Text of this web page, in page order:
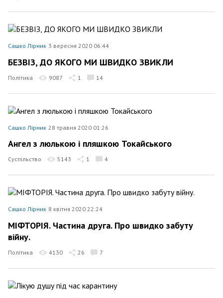
Сашко Лірник 3 вересня 2020 06:44
БЕЗВІЗ, ДО ЯКОГО МИ ШВИДКО ЗВИКЛИ
Політика 9087 1 14
Сашко Лірник 28 травня 2020 01:26
Ангел з люлькою і пляшкою Токайського
Суспільство 5143 1 4
Сашко Лірник 8 квітня 2020 22:24
МІФТОРІЯ. Частина друга. Про швидко забуту
війну.
Політика 4130 26 7